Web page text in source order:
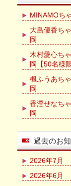
MINAMOち
大島優香ち
岡
木村愛心ち
岡【50名様限
楓ふうあち
岡
香澄せなち
岡
過去のお
2026年7月
2026年6月